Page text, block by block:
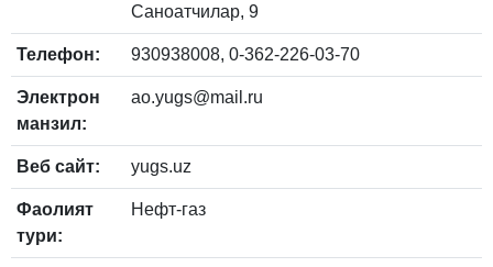
Саноатчилар, 9
Телефон: 930938008, 0-362-226-03-70
Электрон
манзил:
ao.yugs@mail.ru
Веб сайт: yugs.uz
Фаолият
тури:
Нефт-газ